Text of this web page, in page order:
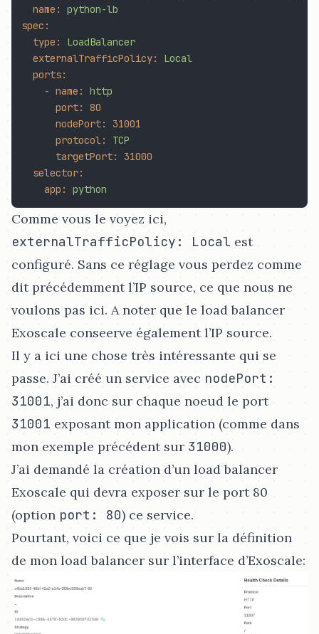
name:
python-lb
spec:
type:
LoadBalancer
externalTrafficPolicy:
Local
ports:
- name:
http
port:
80
nodePort:
31001
protocol:
TCP
targetPort:
31000
selector:
app:
python
Comme vous le voyez ici,
externalTrafficPolicy: Local est
configuré. Sans ce réglage vous perdez comme
dit précédemment l’IP source, ce que nous ne
voulons pas ici. A noter que le load balancer
Exoscale conseerve également l’IP source.
Il y a ici une chose très intéressante qui se
passe. J’ai créé un service avec nodePort:
31001, j’ai donc sur chaque noeud le port
31001 exposant mon application (comme dans
mon exemple précédent sur 31000).
J’ai demandé la création d’un load balancer
Exoscale qui devra exposer sur le port 80
(option port: 80) ce service.
Pourtant, voici ce que je vois sur la définition
de mon load balancer sur l’interface d’Exoscale: